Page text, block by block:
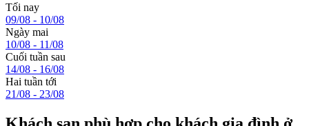
Tối nay
09/08 - 10/08
Ngày mai
10/08 - 11/08
Cuối tuần sau
14/08 - 16/08
Hai tuần tới
21/08 - 23/08